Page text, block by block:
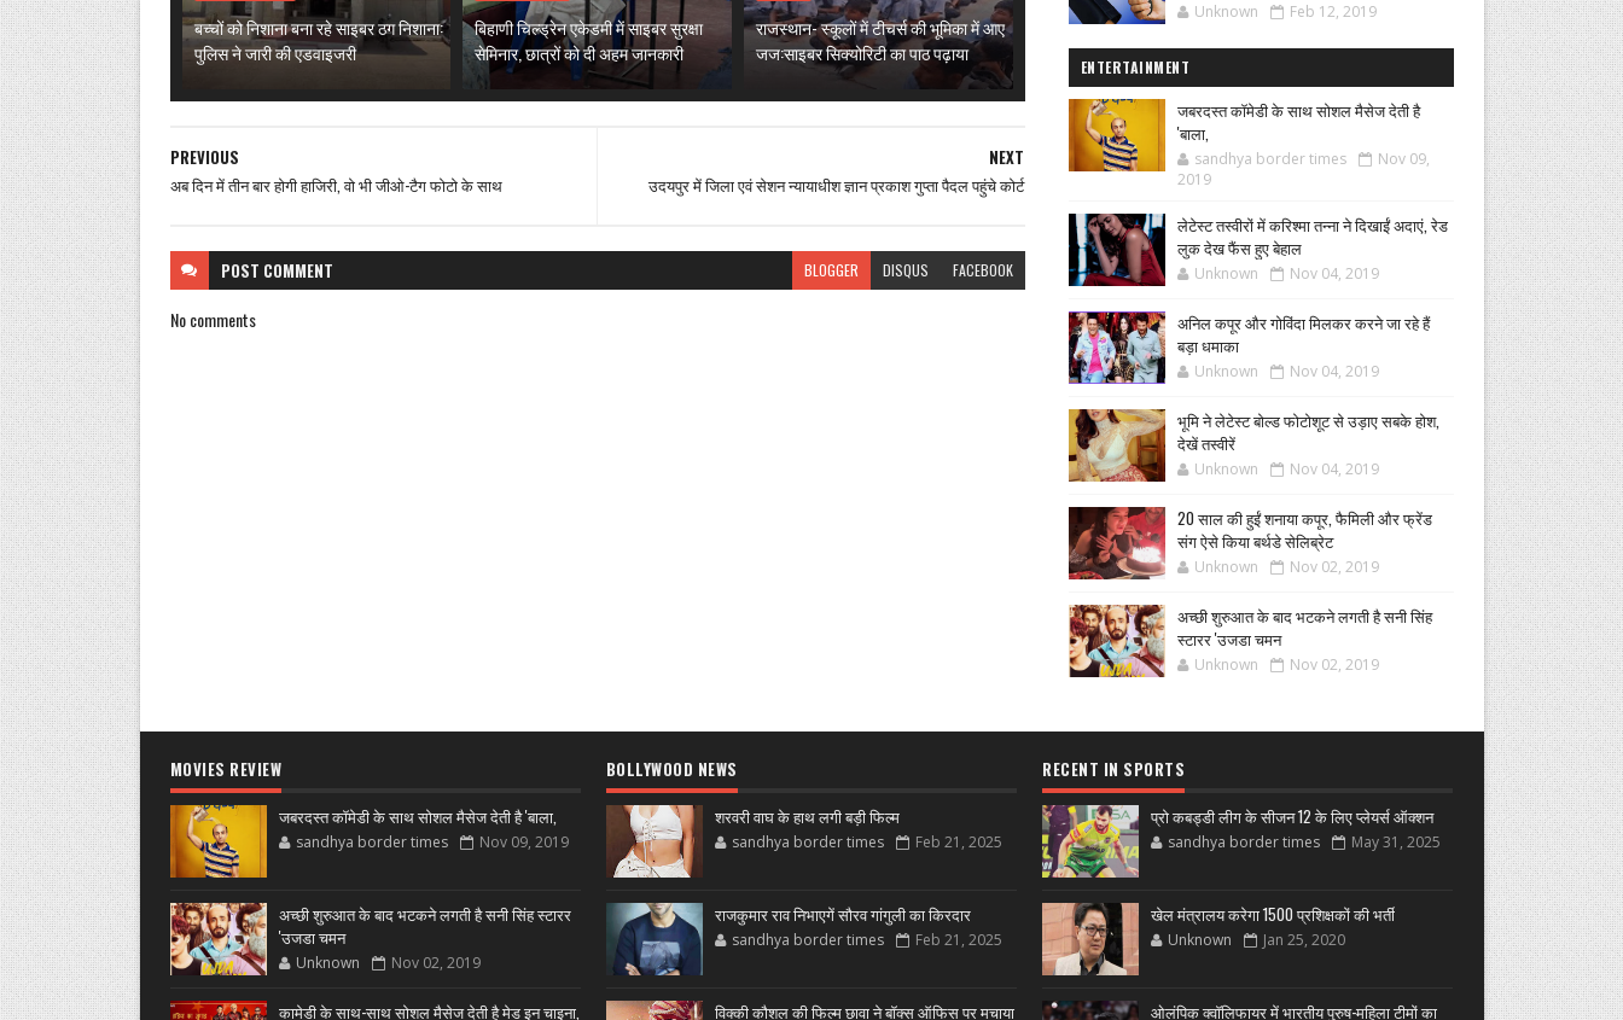
बच्चों को निशाना बना रहे साइबर ठग निशाना:
पुलिस ने जारी की एडवाइजरी
बिहाणी चिल्ड्रेन एकेडमी में साइबर सुरक्षा
सेमिनार, छात्रों को दी अहम जानकारी
राजस्थान- स्कूलों में टीचर्स की भूमिका में आए
जज:साइबर सिक्योरिटी का पाठ पढ़ाया
NEXT
उदयपुर में जिला एवं सेशन न्यायाधीश ज्ञान प्रकाश गुप्ता पैदल पहुंचे कोर्ट
PREVIOUS
अब दिन में तीन बार होगी हाजिरी, वो भी जीओ-टैग फोटो के साथ
POST COMMENT BLOGGER DISQUS FACEBOOK
No comments
Unknown Feb 12, 2019
ENTERTAINMENT
जबरदस्त कॉमेडी के साथ सोशल मैसेज देती है
'बाला,
sandhya border times
Nov 09,
2019
लेटेस्ट तस्वीरों में करिश्मा तन्ना ने दिखाईं अदाएं, रेड
लुक देख फैंस हुए बेहाल
Unknown Nov 04, 2019
अनिल कपूर और गोविंदा मिलकर करने जा रहे हैं
बड़ा धमाका
Unknown Nov 04, 2019
भूमि ने लेटेस्ट बोल्ड फोटोशूट से उड़ाए सबके होश,
देखें तस्वीरें
Unknown Nov 04, 2019
20 साल की हुईं शनाया कपूर, फैमिली और फ्रेंड
संग ऐसे किया बर्थडे सेलिब्रेट
Unknown Nov 02, 2019
अच्छी शुरुआत के बाद भटकने लगती है सनी सिंह
स्टारर 'उजडा चमन
Unknown Nov 02, 2019
MOVIES REVIEW
जबरदस्त कॉमेडी के साथ सोशल मैसेज देती है 'बाला,
sandhya border times Nov 09, 2019
अच्छी शुरुआत के बाद भटकने लगती है सनी सिंह स्टारर
'उजडा चमन
Unknown Nov 02, 2019
कामेडी के साथ-साथ सोशल मैसेज देती है मेड इन चाइना,
BOLLYWOOD NEWS
शरवरी वाघ के हाथ लगी बड़ी फिल्म
sandhya border times Feb 21, 2025
राजकुमार राव निभाएगें सौरव गांगुली का किरदार
sandhya border times Feb 21, 2025
विक्की कौशल की फिल्म छावा ने बॉक्स ऑफिस पर मचाया
RECENT IN SPORTS
प्रो कबड्डी लीग के सीजन 12 के लिए प्लेयर्स ऑक्शन
sandhya border times May 31, 2025
खेल मंत्रालय करेगा 1500 प्रशिक्षकों की भर्ती
Unknown Jan 25, 2020
ओलंपिक क्वॉलिफायर में भारतीय पुरुष-महिला टीमों का